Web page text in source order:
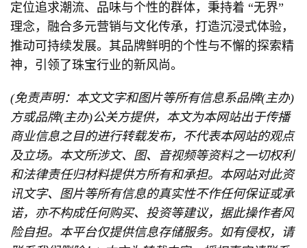
定位追求潮流、品味与个性的群体，秉持着 “无界”
理念，融合多元营销与文化传承，打造沉浸式体验，
推动可持续发展。其品牌鲜明的个性与不懈的探索精
神，引领了珠宝行业的新风尚。
(免责声明：本文文字和图片等所有信息系品牌(主办)
方或品牌(主办)公关方提供，本文为本网站出于传播
商业信息之目的进行转载发布，不代表本网站的观点
及立场。本文所涉文、图、音视频等资料之一切权利
和法律责任归材料提供方所有和承担。本网站对此资
讯文字、图片等所有信息的真实性不作任何保证或承
诺，亦不构成任何购买、投资等建议，据此操作者风
险自担。本平台仅提供信息存储服务。如有侵权，请